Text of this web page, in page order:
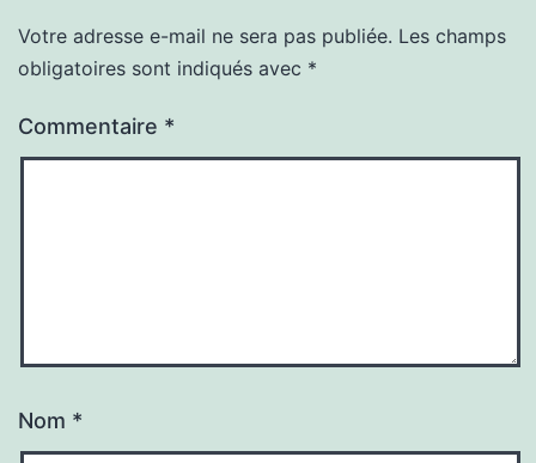
Votre adresse e-mail ne sera pas publiée. Les champs
obligatoires sont indiqués avec *
Commentaire *
Nom *